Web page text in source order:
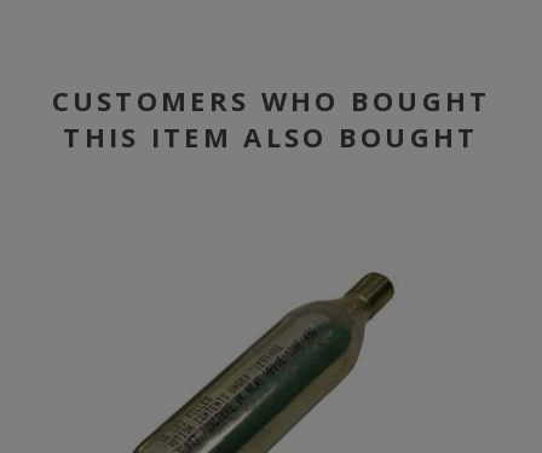
CUSTOMERS WHO BOUGHT
THIS ITEM ALSO BOUGHT